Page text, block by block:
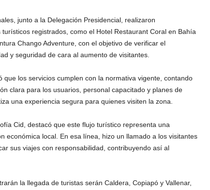
junto a la Delegación Presidencial, realizaron
registrados, como el Hotel Restaurant Coral en Bahía
Chango Adventure, con el objetivo de verificar el
y seguridad de cara al aumento de visitantes.
que los servicios cumplen con la normativa vigente, contando
clara para los usuarios, personal capacitado y planes de
una experiencia segura para quienes visiten la zona.
Cid , destacó que este flujo turístico representa una
económica local. En esa línea, hizo un llamado a los visitantes
sus viajes con responsabilidad, contribuyendo así al
la llegada de turistas serán Caldera Copiapóy Vallenar,